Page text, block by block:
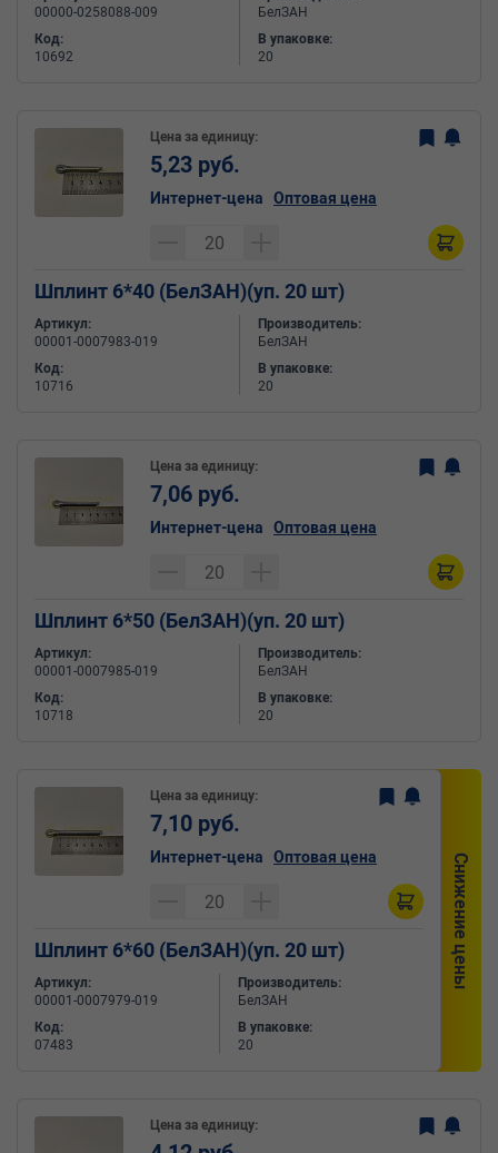
00000-0258088-009
Код:
10692
БелЗАН
В упаковке:
20
Шплинт 6*40 (БелЗАН)(уп. 20 шт)
Артикул:
00001-0007983-019
Код:
10716
Производитель:
БелЗАН
В упаковке:
20
Цена за единицу:
5,23 руб.
Интернет-цена Оптовая цена
Шплинт 6*50 (БелЗАН)(уп. 20 шт)
Артикул:
00001-0007985-019
Код:
10718
Производитель:
БелЗАН
В упаковке:
20
Цена за единицу:
7,06 руб.
Интернет-цена Оптовая цена
Снижение цены
Шплинт 6*60 (БелЗАН)(уп. 20 шт)
Артикул:
00001-0007979-019
Код:
07483
Производитель:
БелЗАН
В упаковке:
20
Цена за единицу:
7,10 руб.
Интернет-цена Оптовая цена
Цена за единицу: